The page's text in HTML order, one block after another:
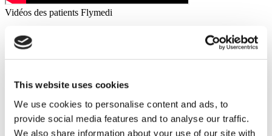
This website uses cookies
We use cookies to personalise content and ads, to
provide social media features and to analyse our traffic.
We also share information about your use of our site with
Vidéos des patients Flymedi
Traitements
révision(1) Chirurgie De Bypass Gastrique
Chirurgie du diabète Fundoplication de Nissen
Interposition iléale par voie laparoscopique (1)
Gastric Bypass(1) Révision de la Sleeve gastrique(1)
Sleeve Gastrique(1)